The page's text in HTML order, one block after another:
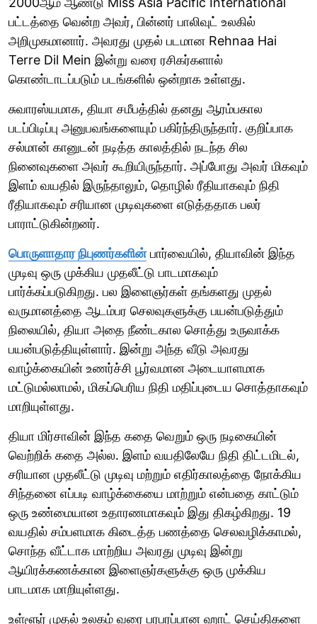
பட்டத்தை வென்ற அவர், பின்னர் பாலிவுட் உலகில்
அறிமுகமானார். அவரது முதல் படமான Rehnaa Hai
Terre Dil Mein இன்று வரை ரசிகர்களால்
கொண்டாடப்படும் படங்களில் ஒன்றாக உள்ளது.
சுவாரஸ்யமாக, தியா சமீபத்தில் தனது ஆரம்பகால
படப்பிடிப்பு அனுபவங்களையும் பகிர்ந்திருந்தார். குறிப்பாக
சல்மான் கானுடன் நடித்த காலத்தில் நடந்த சில
நினைவுகளை அவர் கூறியிருந்தார். அப்போது அவர் மிகவும்
இளம் வயதில் இருந்தாலும், தொழில் ரீதியாகவும் நிதி
ரீதியாகவும் சரியான முடிவுகளை எடுத்ததாக பலர்
பாராட்டுகின்றனர்.
பொருளாதார நிபுணர்களின்பார்வையில், தியாவின் இந்த
முடிவு ஒரு முக்கிய முதலீட்டு பாடமாகவும்
பார்க்கப்படுகிறது. பல இளைஞர்கள் தங்களது முதல்
வருமானத்தை ஆடம்பர செலவுகளுக்கு பயன்படுத்தும்
நிலையில், தியா அதை நீண்டகால சொத்து உருவாக்க
பயன்படுத்தியுள்ளார். இன்று அந்த வீடு அவரது
வாழ்க்கையின் உணர்ச்சி பூர்வமான அடையாளமாக
மட்டுமல்லாமல், மிகப்பெரிய நிதி மதிப்புடைய சொத்தாகவும்
மாறியுள்ளது.
தியா மிர்சாவின் இந்த கதை வெறும் ஒரு நடிகையின்
வெற்றிக் கதை அல்ல. இளம் வயதிலேயே நிதி திட்டமிடல்,
சரியான முதலீட்டு முடிவு மற்றும் எதிர்காலத்தை நோக்கிய
சிந்தனை எப்படி வாழ்க்கையை மாற்றும் என்பதை காட்டும்
ஒரு உண்மையான உதாரணமாகவும் இது திகழ்கிறது. 19
வயதில் சம்பளமாக கிடைத்த பணத்தை செலவழிக்காமல்,
சொந்த வீட்டாக மாற்றிய அவரது முடிவு இன்று
ஆயிரக்கணக்கான இளைஞர்களுக்கு ஒரு முக்கிய
பாடமாக மாறியுள்ளது.
உள்ளூர் முதல் உலகம் வரை பரபரப்பான ஹாட் செய்திகளை